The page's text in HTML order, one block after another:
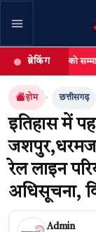
खबर खोजें
ब्रेकिंग
को सम्मानित,
होम छत्तीसगढ़
इतिहास में
रेल लाइन
अधिसूचना,
Admin